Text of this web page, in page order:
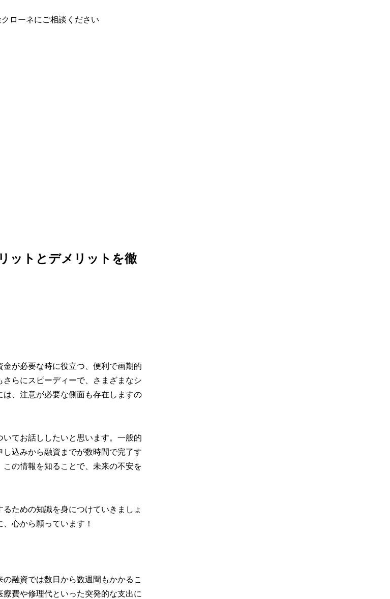
ローネにご相談ください
ットとデメリットを徹
が必要な時に役立つ、便利で画期的
らにスピーディーで、さまざまなシ
、注意が必要な側面も存在しますの
てお話ししたいと思います。一般的
込みから融資までが数時間で完了す
の情報を知ることで、未来の不安を
ための知識を身につけていきましょ
心から願っています！
融資では数日から数週間もかかるこ
費や修理代といった突発的な支出に